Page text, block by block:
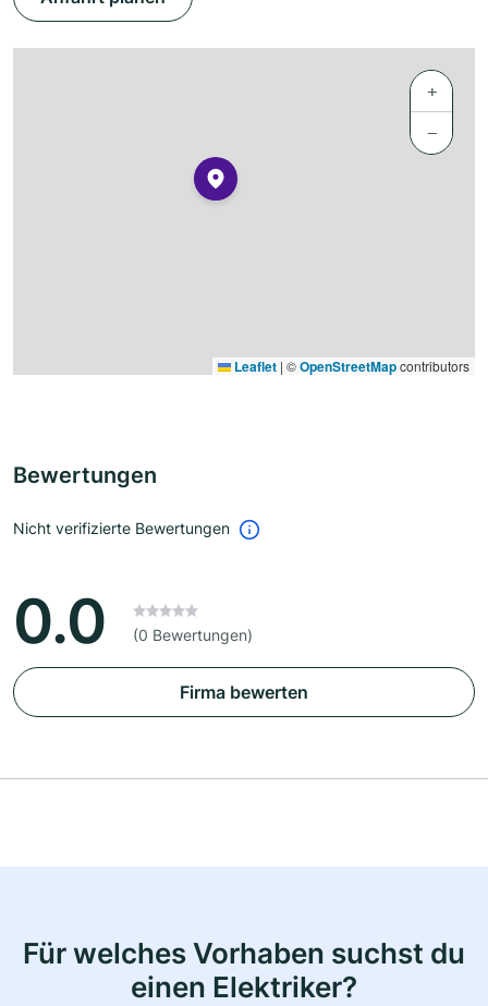
+
−
Leaflet | ©OpenStreetMapcontributors
Bewertungen
Nicht verifizierte Bewertungen
0.0 (0 Bewertungen)
Firma bewerten
Für welches Vorhaben suchst du
einen Elektriker?